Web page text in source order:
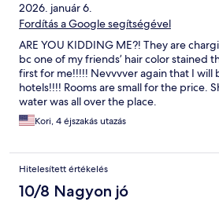
2026. január 6.
Fordítás a Google segítségével
ARE YOU KIDDING ME?! They are
bc one of my friends’ hair color stained
first for me!!!!! Nevvvver again that I will
hotels!!!! Rooms are small for the price.
water was all over the place.
Kori, 4 éjszakás utazás
Hitelesített értékelés
10/8 Nagyon jó